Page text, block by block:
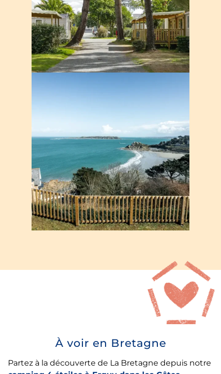
À voir en Bretagne
Partez à la découverte de La Bretagne depuis notre